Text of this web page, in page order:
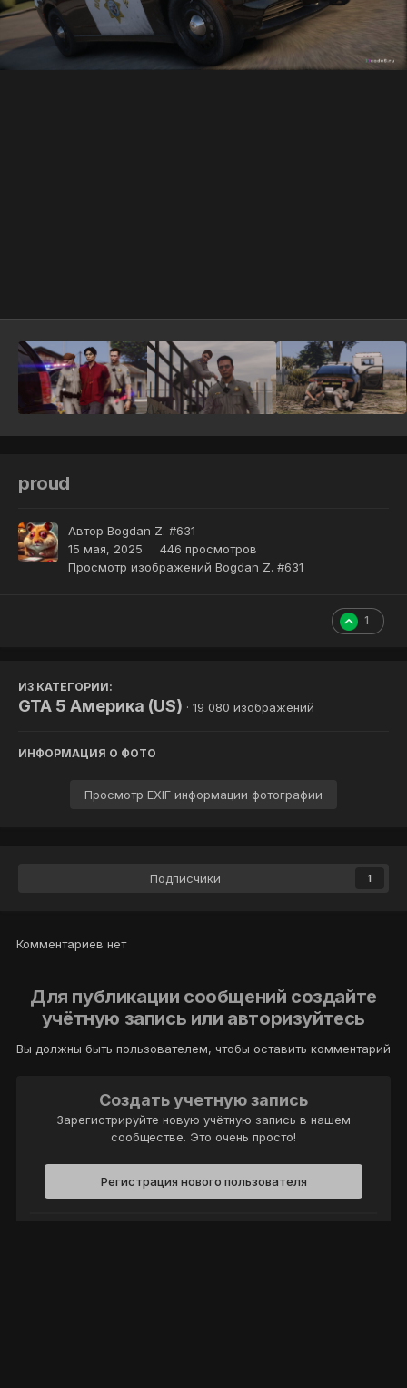
proud
Автор Bogdan Z. #631
15 мая, 2025
446 просмотров
Просмотр изображений Bogdan Z. #631
1
ИЗ КАТЕГОРИИ:
GTA 5 Америка (US) · 19 080 изображений
ИНФОРМАЦИЯ О ФОТО
Просмотр EXIF информации фотографии
Подписчики 1
Комментариев нет
Для публикации сообщений создайте
учётную запись или авторизуйтесь
Вы должны быть пользователем, чтобы оставить комментарий
Создать учетную запись
Зарегистрируйте новую учётную запись в нашем
сообществе. Это очень просто!
Регистрация нового пользователя